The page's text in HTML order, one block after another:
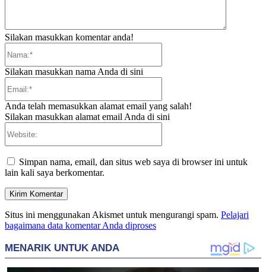
Silakan masukkan komentar anda!
Silakan masukkan nama Anda di sini
Anda telah memasukkan alamat email yang salah!
Silakan masukkan alamat email Anda di sini
Simpan nama, email, dan situs web saya di browser ini untuk
lain kali saya berkomentar.
Situs ini menggunakan Akismet untuk mengurangi spam. Pelajari
bagaimana data komentar Anda diproses